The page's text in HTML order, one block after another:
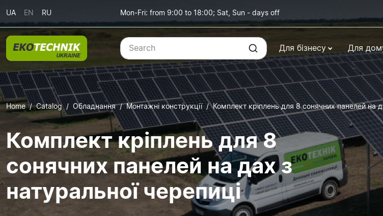
UA EN RU Mon-Fri: from 9:00 to 18:00; Sat, Sun - days off
Для бізнесу Для
Home Catalog Обладнання Монтажні конструкції Комплект кріплень для 8 сонячних панелей на
Комплект кріплень для 8
сонячних панелей на дах з
натуральної черепиці